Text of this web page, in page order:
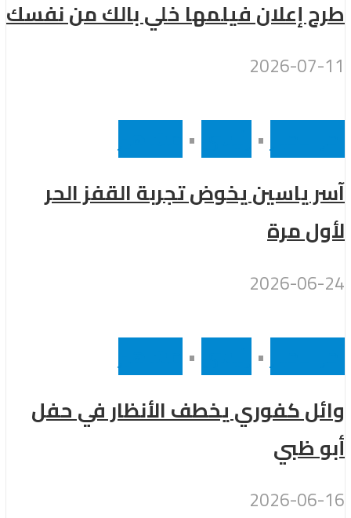
طرح إعلان فيلمها خلي بالك من نفسك
2026-07-11
•
•
آسر ياسين يخوض تجربة القفز الحر
لأول مرة
2026-06-24
•
•
وائل كفوري يخطف الأنظار في حفل
أبو ظبي
2026-06-16